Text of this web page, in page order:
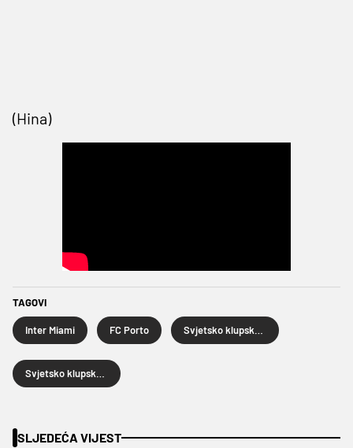
(Hina)
TAGOVI
Inter Miami FC Porto
SLJEDEĆA VIJEST